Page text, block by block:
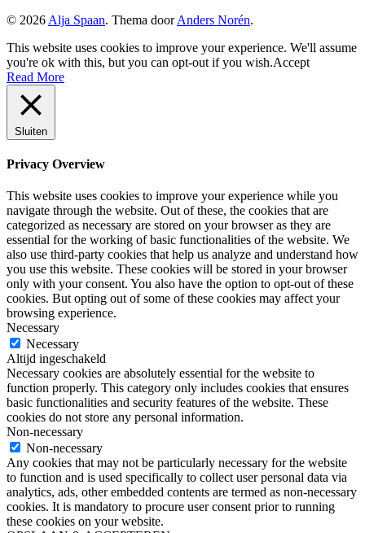
© 2026 Alja Spaan. Thema doorAnders Norén.
This website uses cookies to improve your experience. We'll assume
you're ok with this, but you can opt-out if you wish.Accept
Read More
Sluiten
Privacy Overview
This website uses cookies to improve your experience while you
navigate through the website. Out of these, the cookies that are
categorized as necessary are stored on your browser as they are
essential for the working of basic functionalities of the website. We
also use third-party cookies that help us analyze and understand how
you use this website. These cookies will be stored in your browser
only with your consent. You also have the option to opt-out of these
cookies. But opting out of some of these cookies may affect your
browsing experience.
Necessary
Necessary
Altijd ingeschakeld
Necessary cookies are absolutely essential for the website to
function properly. This category only includes cookies that ensures
basic functionalities and security features of the website. These
cookies do not store any personal information.
Non-necessary
Non-necessary
Any cookies that may not be particularly necessary for the website
to function and is used specifically to collect user personal data via
analytics, ads, other embedded contents are termed as non-necessary
cookies. It is mandatory to procure user consent prior to running
these cookies on your website.